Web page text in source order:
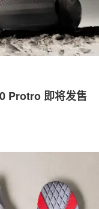
Protro 即将发售